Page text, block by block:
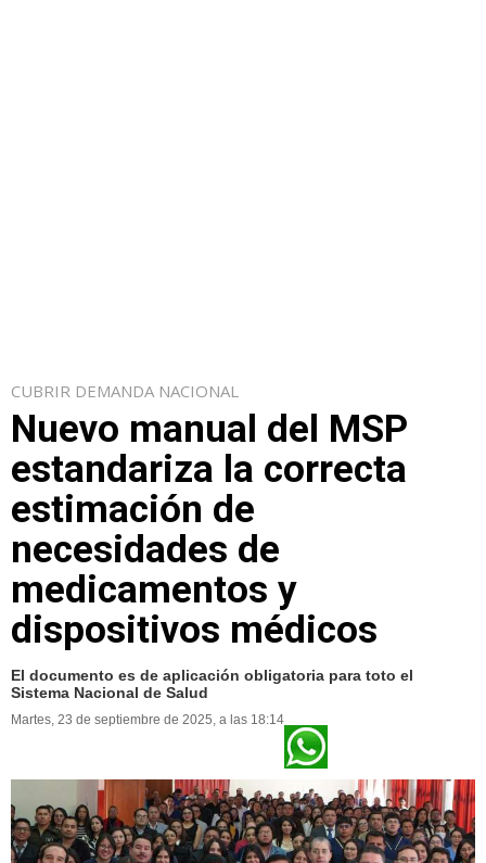
CUBRIR DEMANDA NACIONAL
Nuevo manual del MSP
estandariza la correcta
estimación de
necesidades de
medicamentos y
dispositivos médicos
El documento es de aplicación obligatoria para toto el
Sistema Nacional de Salud
Martes, 23 de septiembre de 2025, a las 18:14